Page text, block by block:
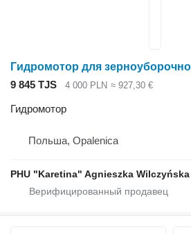
9 845 TJS 4 000 PLN ≈ 927,30 €
Гидромотор
Польша, Opalenica
PHU "Karetina" Agnieszka Wilczyńska